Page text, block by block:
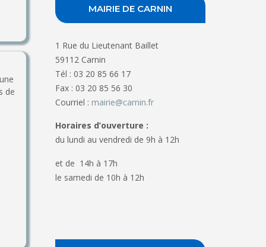
de
MAIRIE DE CARNIN
1 Rue du Lieutenant Baillet
59112 Carnin
Tél : 03 20 85 66 17
Fax : 03 20 85 56 30
Courriel : mairie@carnin.fr
Horaires d’ouverture :
du lundi au vendredi de 9h à 12h
et de 14h à 17h
le samedi de 10h à 12h